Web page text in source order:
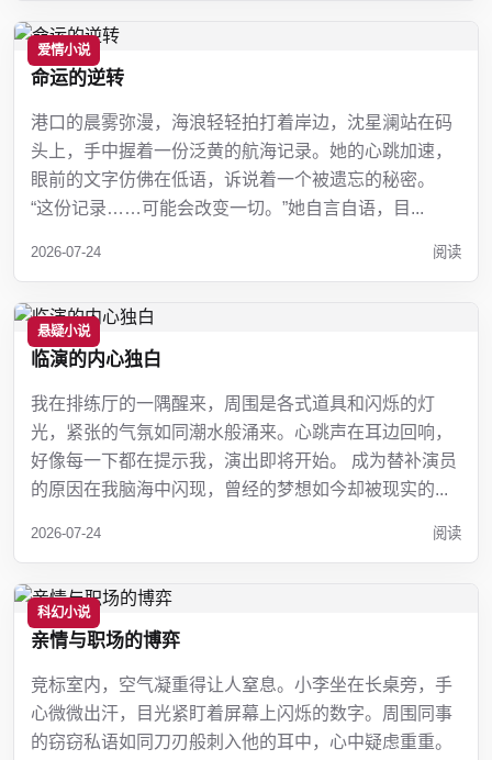
爱情小说
命运的逆转
港口的晨雾弥漫，海浪轻轻拍打着岸边，沈星澜站在码
头上，手中握着一份泛黄的航海记录。她的心跳加速，
眼前的文字仿佛在低语，诉说着一个被遗忘的秘密。
“这份记录……可能会改变一切。”她自言自语，目...
2026-07-24 阅读
悬疑小说
临演的内心独白
我在排练厅的一隅醒来，周围是各式道具和闪烁的灯
光，紧张的气氛如同潮水般涌来。心跳声在耳边回响，
好像每一下都在提示我，演出即将开始。 成为替补演员
的原因在我脑海中闪现，曾经的梦想如今却被现实的...
2026-07-24 阅读
科幻小说
亲情与职场的博弈
竞标室内，空气凝重得让人窒息。小李坐在长桌旁，手
心微微出汗，目光紧盯着屏幕上闪烁的数字。周围同事
的窃窃私语如同刀刃般刺入他的耳中，心中疑虑重重。